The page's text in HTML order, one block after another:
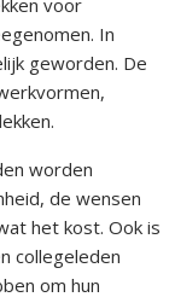
voor
In
geworden. De
worden
de wensen
het kost. Ook is
collegeleden
om hun